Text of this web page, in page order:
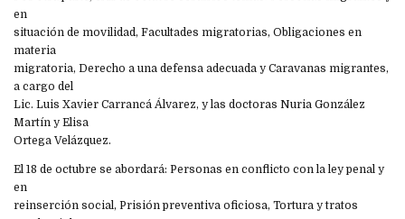
en
situación de movilidad, Facultades migratorias, Obligaciones en
materia
migratoria, Derecho a una defensa adecuada y Caravanas migrantes,
a cargo del
Lic. Luis Xavier Carrancá Álvarez, y las doctoras Nuria González
Martín y Elisa
Ortega Velázquez.
El 18 de octubre se abordará: Personas en conflicto con la ley penal y
en
reinserción social, Prisión preventiva oficiosa, Tortura y tratos